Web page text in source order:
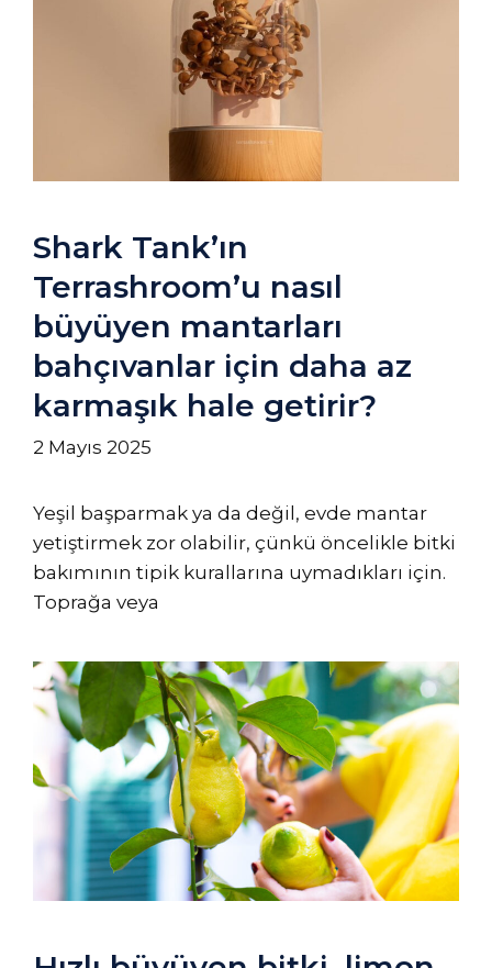
Shark Tank’ın
Terrashroom’u nasıl
büyüyen mantarları
bahçıvanlar için daha az
karmaşık hale getirir?
2 Mayıs 2025
Yeşil başparmak ya da değil, evde mantar
yetiştirmek zor olabilir, çünkü öncelikle bitki
bakımının tipik kurallarına uymadıkları için.
Toprağa veya